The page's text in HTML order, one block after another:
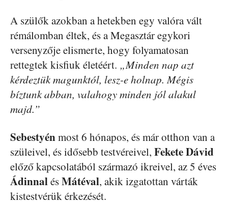
A szülők azokban a hetekben egy valóra vált
rémálomban éltek, és a Megasztár egykori
versenyzője elismerte, hogy folyamatosan
rettegtek kisfiuk életéért. „Minden nap azt
kérdeztük magunktól, lesz-e holnap. Mégis
bíztunk abban, valahogy minden jól alakul
majd.”
Sebestyénmost 6 hónapos, és már otthon van a
szüleivel, és idősebb testvéreivel, Fekete Dávid
előző kapcsolatából származó ikreivel, az 5 éves
ÁdinnalésMátéval, akik izgatottan várták
kistestvérük érkezését.